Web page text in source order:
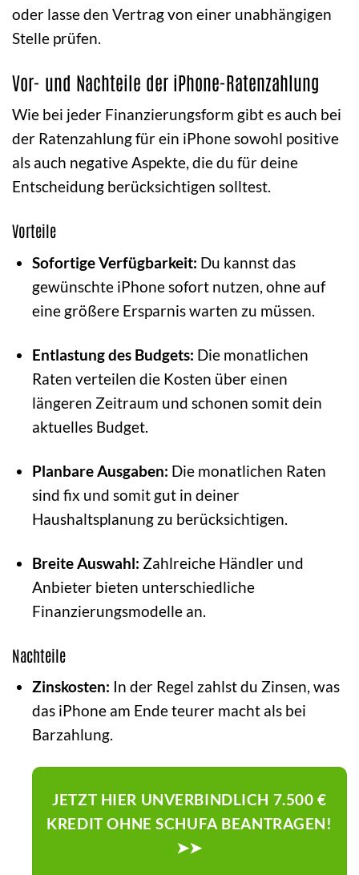
oder lasse den Vertrag von einer unabhängigen
Stelle prüfen.
Vor- und Nachteile der iPhone-Ratenzahlung
Wie bei jeder Finanzierungsform gibt es auch bei
der Ratenzahlung für ein iPhone sowohl positive
als auch negative Aspekte, die du für deine
Entscheidung berücksichtigen solltest.
Vorteile
Sofortige Verfügbarkeit: Du kannst das
gewünschte iPhone sofort nutzen, ohne auf
eine größere Ersparnis warten zu müssen.
Entlastung des Budgets: Die monatlichen
Raten verteilen die Kosten über einen
längeren Zeitraum und schonen somit dein
aktuelles Budget.
Planbare Ausgaben: Die monatlichen Raten
sind fix und somit gut in deiner
Haushaltsplanung zu berücksichtigen.
Breite Auswahl: Zahlreiche Händler und
Anbieter bieten unterschiedliche
Finanzierungsmodelle an.
Nachteile
Zinskosten: In der Regel zahlst du Zinsen, was
das iPhone am Ende teurer macht als bei
Barzahlung.
JETZT HIER UNVERBINDLICH 7.500 €
KREDIT OHNE SCHUFA BEANTRAGEN!
➤➤